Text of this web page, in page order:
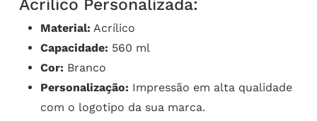
Acrílico Personalizada:
Material: Acrílico
Capacidade: 560 ml
Cor: Branco
Personalização: Impressão em alta qualidade
com o logotipo da sua marca.